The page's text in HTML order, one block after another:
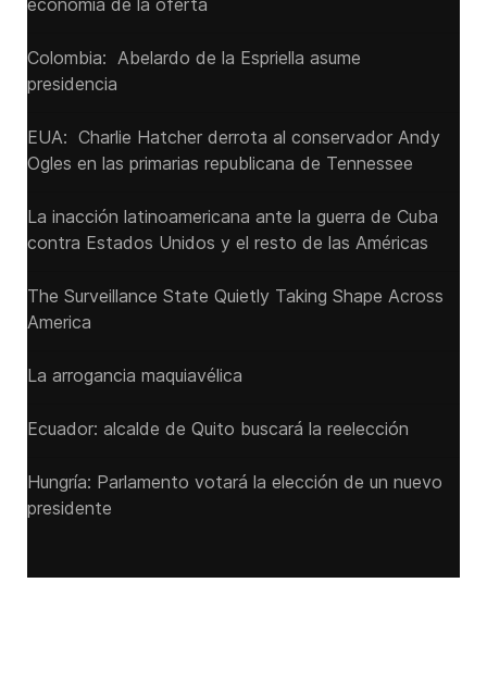
economía de la oferta
Colombia: Abelardo de la Espriella asume
presidencia
EUA: Charlie Hatcher derrota al conservador Andy
Ogles en las primarias republicana de Tennessee
La inacción latinoamericana ante la guerra de Cuba
contra Estados Unidos y el resto de las Américas
The Surveillance State Quietly Taking Shape Across
America
La arrogancia maquiavélica
Ecuador: alcalde de Quito buscará la reelección
Hungría: Parlamento votará la elección de un nuevo
presidente